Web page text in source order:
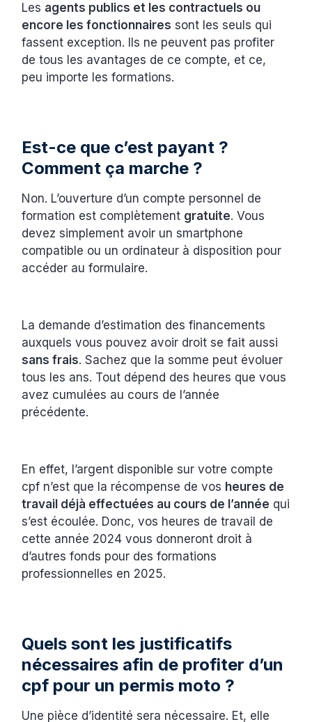
Les agents publics et les contractuels ou
encore les fonctionnaires sont les seuls qui
fassent exception. Ils ne peuvent pas profiter
de tous les avantages de ce compte, et ce,
peu importe les formations.
Est-ce que c’est payant ?
Comment ça marche ?
Non. L’ouverture d’un compte personnel de
formation est complètement gratuite. Vous
devez simplement avoir un smartphone
compatible ou un ordinateur à disposition pour
accéder au formulaire.
La demande d’estimation des financements
auxquels vous pouvez avoir droit se fait aussi
sans frais. Sachez que la somme peut évoluer
tous les ans. Tout dépend des heures que vous
avez cumulées au cours de l’année
précédente.
En effet, l’argent disponible sur votre compte
cpf n’est que la récompense de vos heures de
travail déjà effectuées au cours de l’année qui
s’est écoulée. Donc, vos heures de travail de
cette année 2024 vous donneront droit à
d’autres fonds pour des formations
professionnelles en 2025.
Quels sont les justificatifs
nécessaires afin de profiter d’un
cpf pour un permis moto ?
Une pièce d’identité sera nécessaire. Et, elle